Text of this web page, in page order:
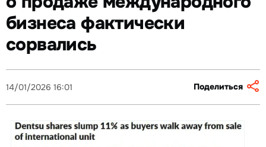
бизнеса фактически
сорвались
14/01/2026 16:01 Поделиться